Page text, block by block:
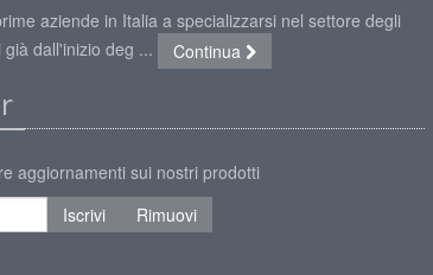
aziende in Italia a specializzarsi nel settore degli
dall'inizio deg ...
Continua
aggiornamenti sui nostri prodotti
Iscrivi
Rimuovi